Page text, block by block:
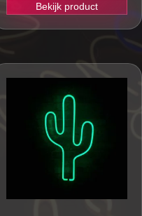
Bekijk product